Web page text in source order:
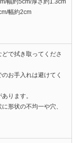
幅約5cm/厚さ約1.3cm
幅約2cm
で拭き取ってくださ
お手入れは避けてく
ります。
形状の不均一や穴、